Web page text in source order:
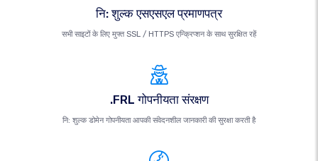
नि: शुल्क एसएसएल प्रमाणपत्र
सभी साइटों के लिए मुफ्त SSL / HTTPS एन्क्रिप्शन के साथ सुरक्षित रहें
.FRL गोपनीयता संरक्षण
नि: शुल्क डोमेन गोपनीयता आपकी संवेदनशील जानकारी की सुरक्षा करती है